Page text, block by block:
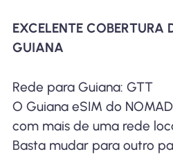
EXCELENTE COBERTURA
GUIANA
Rede para Guiana: GTT
O Guiana eSIM do
com mais de uma rede
Basta mudar para outro